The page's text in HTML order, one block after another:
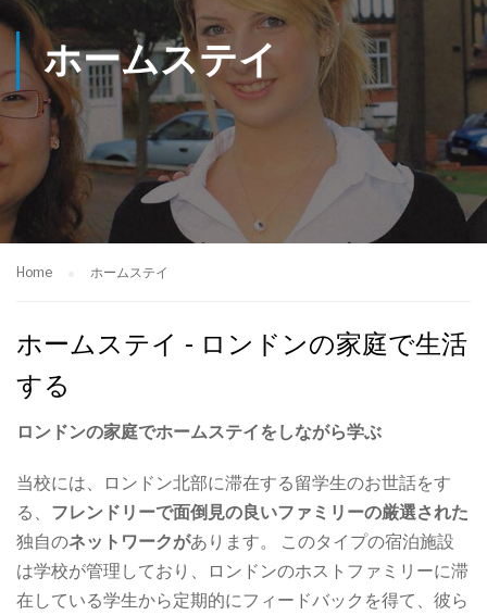
ホームステイ
Home ホームステイ
ホームステイ - ロンドンの家庭で生活
する
ロンドンの家庭でホームステイをしながら学ぶ
当校には、ロンドン北部に滞在する留学生のお世話をす
る、 フレンドリーで面倒見の良いファミリーの厳選された
独自のネットワークがあります。 このタイプの宿泊施設
は学校が管理しており、ロンドンのホストファミリーに滞
在している学生から定期的にフィードバックを得て、彼ら